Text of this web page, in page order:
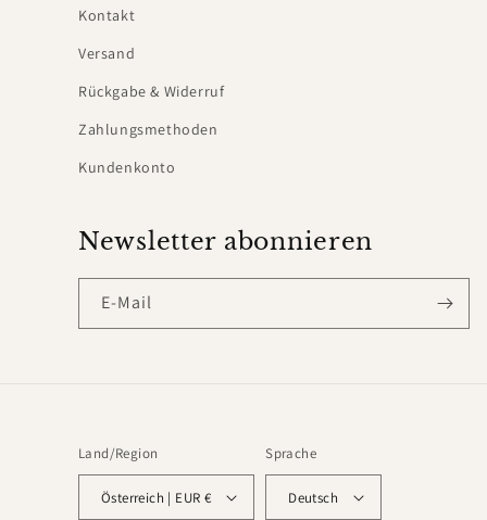
Kontakt
Versand
Rückgabe & Widerruf
Zahlungsmethoden
Kundenkonto
Newsletter abonnieren
E-Mail
Land/Region
Österreich | EUR €
Sprache
Deutsch